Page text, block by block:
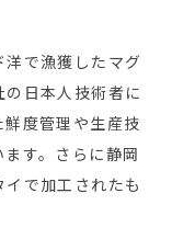
で漁獲したマグ
日本人技術者に
度管理や生産技
す。さらに静岡
で加工されたも